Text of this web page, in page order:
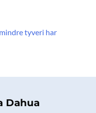
tyveri har
Dahua